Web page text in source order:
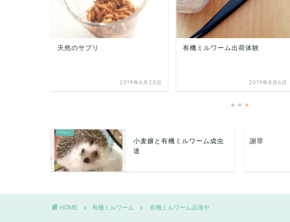
有機ミルワーム出荷体験
2019年8月6日
有機ミルワーム販売日のお知ら
2019年2月6日
小麦嬢と有機ミルワーム成虫
達
謝罪
HOME 有機ミルワーム 有機ミルワーム品薄中